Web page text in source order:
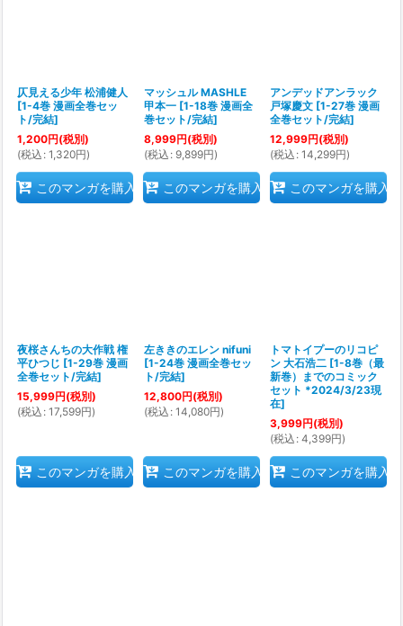
仄見える少年 松浦健人
[1-4巻 漫画全巻セッ
ト/完結]
1,200円(税別)
(税込 : 1,320円)
このマンガを購入
マッシュル MASHLE
甲本一 [1-18巻 漫画全
巻セット/完結]
8,999円(税別)
(税込 : 9,899円)
このマンガを購入
アンデッドアンラック
戸塚慶文 [1-27巻 漫画
全巻セット/完結]
12,999円(税別)
(税込 : 14,299円)
このマンガを購入
夜桜さんちの大作戦 権
平ひつじ [1-29巻 漫画
全巻セット/完結]
15,999円(税別)
(税込 : 17,599円)
このマンガを購入
左ききのエレン nifuni
[1-24巻 漫画全巻セッ
ト/完結]
12,800円(税別)
(税込 : 14,080円)
このマンガを購入
トマトイプーのリコピ
ン 大石浩二 [1-8巻（最
新巻）までのコミック
セット *2024/3/23現
在]
3,999円(税別)
(税込 : 4,399円)
このマンガを購入